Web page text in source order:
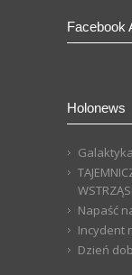
Facebook
Holonews
Napaść
Incydent
Dzień